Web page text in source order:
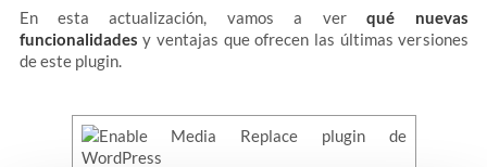
En esta actualización, vamos a verqué nuevas
funcionalidades y ventajas que ofrecen las últimas versiones
de este plugin.